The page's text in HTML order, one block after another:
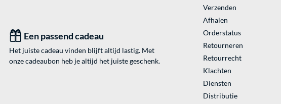
Een passend cadeau
Het juiste cadeau vinden blijft altijd lastig. Met
onze cadeaubon heb je altijd het juiste geschenk.
Verzenden
Afhalen
Orderstatus
Retourneren
Retourrecht
Klachten
Diensten
Distributie